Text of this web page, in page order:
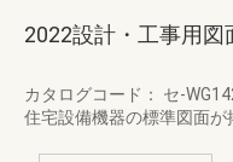
2022設計・工事用図
カタログコード： セ-
住宅設備機器の標準図面が